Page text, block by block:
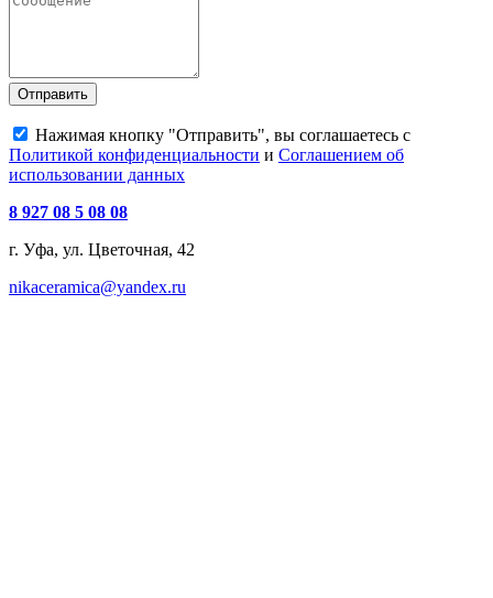
Отправить
Нажимая кнопку "Отправить", вы соглашаетесь с
Политикой конфиденциальности и Соглашением об
использовании данных
8 927 08 5 08 08
г. Уфа, ул. Цветочная, 42
nikaceramica@yandex.ru